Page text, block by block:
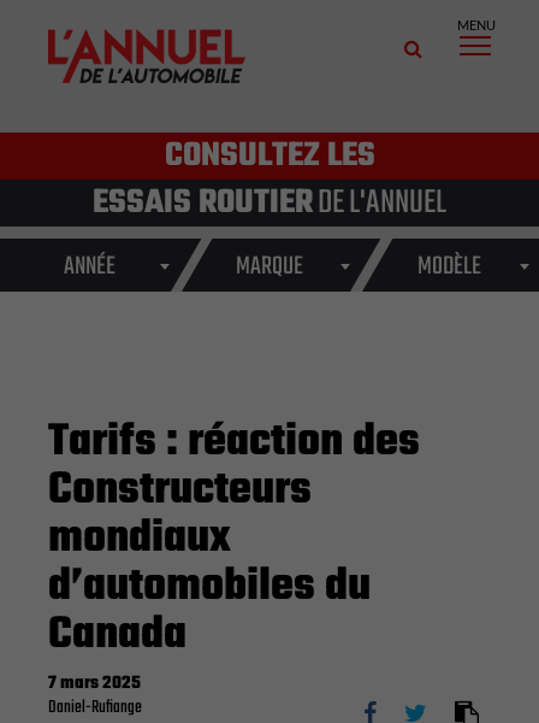
MENU
CONSULTEZ LES
ESSAIS ROUTIERDE L'ANNUEL
ANNÉE MARQUE MODÈLE
Tarifs : réaction des
Constructeurs
mondiaux
d’automobiles du
Canada
7 mars 2025
Daniel-Rufiange